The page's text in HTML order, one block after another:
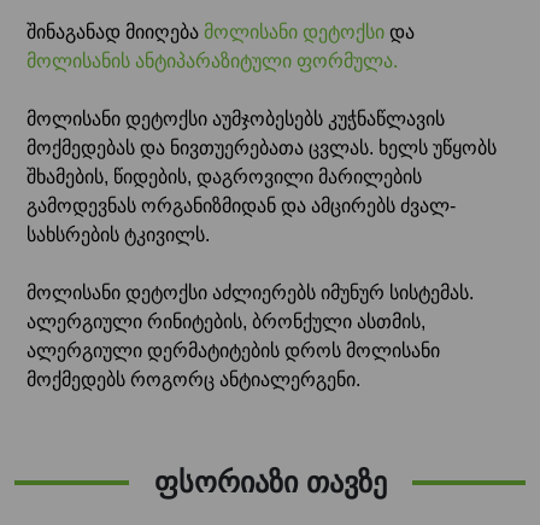
შინაგანად მიიღება მოლისანი დეტოქსი და
მოლისანის ანტიპარაზიტული ფორმულა.
მოლისანი დეტოქსი აუმჯობესებს კუჭნაწლავის
მოქმედებას და ნივთუერებათა ცვლას. ხელს უწყობს
შხამების, წიდების, დაგროვილი მარილების
გამოდევნას ორგანიზმიდან და ამცირებს ძვალ-
სახსრების ტკივილს.
მოლისანი დეტოქსი აძლიერებს იმუნურ სისტემას.
ალერგიული რინიტების, ბრონქული ასთმის,
ალერგიული დერმატიტების დროს მოლისანი
მოქმედებს როგორც ანტიალერგენი.
ფსორიაზი თავზე